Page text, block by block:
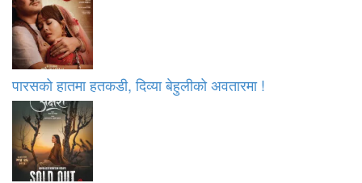
पारसको हातमा हतकडी, दिव्या बेहुलीको अवतारमा !